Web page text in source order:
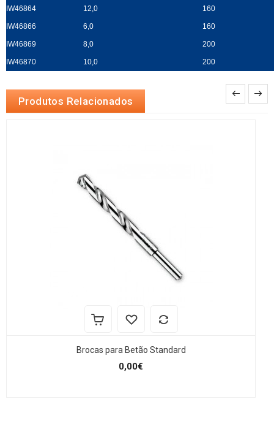
IW46864 12,0 160
IW46866 6,0 160
IW46869 8,0 200
IW46870 10,0 200
Produtos Relacionados
Brocas para Betão Standard
0,00€